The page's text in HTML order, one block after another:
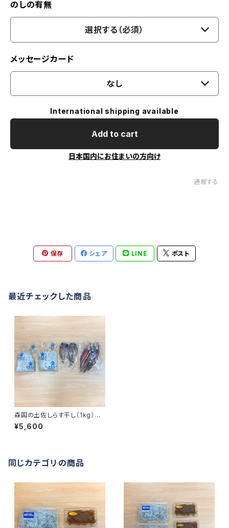
のしの有無
選択する（必須）
メッセージカード
なし
International shipping available
Add to cart
日本国内にお住まいの方向け
通報する
保存 シェア LINE ポスト
最近チェックした商品
森国の土佐しらす干し（1kg）と
特選干物セット（アジ3枚 / カマ
ス3枚）
¥5,600
同じカテゴリの商品